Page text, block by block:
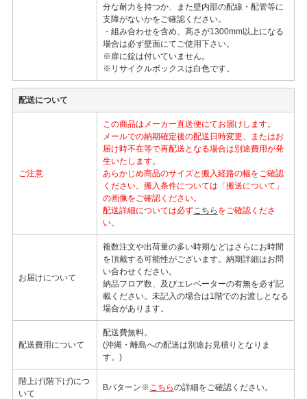
分な耐力を持つか、また壁内部の配線・配管等に
支障がないかをご確認ください。
・組み合わせを含め、高さが1300mm以上になる
場合は必ず壁面にてご使用下さい。
※扉に錠は付いていません。
※リサイクルボックスは白色です。
配送について
ご注意
この商品はメーカー直送便にてお届けします。
メールでの納期確定後の配送日時変更、またはお
届け時不在等で再配送となる場合は別途費用が発
生いたします。
あらかじめ商品のサイズと搬入経路の幅をご確認
ください。搬入条件については「搬送について」
の画像をご確認ください。
配送詳細については必ずこちら をご確認くださ
い。
お届けについて
複数注文や出荷量の多い時期などはさらにお時間
を頂戴する可能性がございます。納期詳細はお問
い合わせください。
納品フロア数、及びエレベーターの有無を必ず記
載ください。未記入の場合は1階でのお渡しとなる
場合があります。
配送費用について
配送費無料。
(沖縄・離島への配送は別途お見積りとなりま
す。)
階上げ(階下げ)につ
いて
Bパターン※ こちらの詳細をご確認ください。